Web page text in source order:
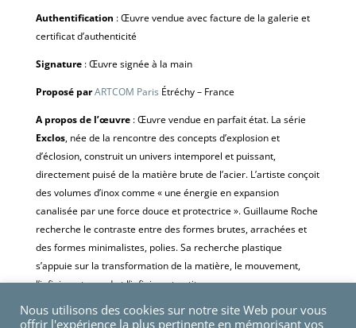
Authentification : Œuvre vendue avec facture de la galerie et
certificat d’authenticité
Signature: Œuvre signée à la main
Proposé parARTCOM Paris Étréchy – France
A propos de l’œuvre: Œuvre vendue en parfait état. La série
Exclos, née de la rencontre des concepts d’explosion et
d’éclosion, construit un univers intemporel et puissant,
directement puisé de la matière brute de l’acier. L’artiste conçoit
des volumes d’inox comme « une énergie en expansion
canalisée par une force douce et protectrice ». Guillaume Roche
recherche le contraste entre des formes brutes, arrachées et
des formes minimalistes, polies. Sa recherche plastique
s’appuie sur la transformation de la matière, le mouvement,
l’infiniment grand et l’infiniment petit.
Nous utilisons des cookies sur notre site Web pour vous
offrir l'expérience la plus pertinente en mémorisant vos